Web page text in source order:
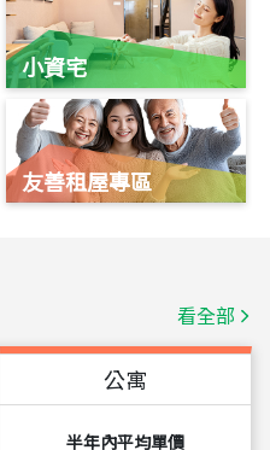
小資宅
友善租屋專區
看全部
公寓
半年內平均單價